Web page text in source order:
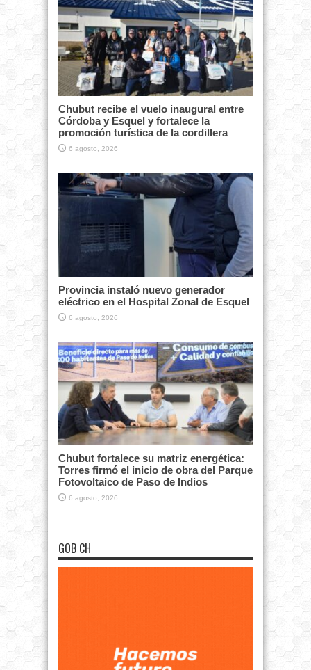
Chubut recibe el vuelo inaugural entre
Córdoba y Esquel y fortalece la
promoción turística de la cordillera
6 agosto, 2026
Provincia instaló nuevo generador
eléctrico en el Hospital Zonal de Esquel
6 agosto, 2026
Chubut fortalece su matriz energética:
Torres firmó el inicio de obra del Parque
Fotovoltaico de Paso de Indios
6 agosto, 2026
GOB CH